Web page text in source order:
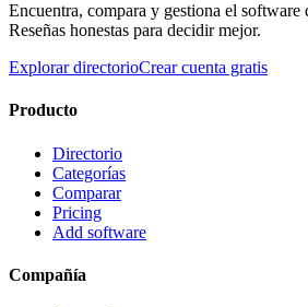
Encuentra, compara y gestiona el software
Reseñas honestas para decidir mejor.
Explorar directorioCrear cuenta gratis
Producto
Directorio
Categorías
Comparar
Pricing
Add software
Compañía